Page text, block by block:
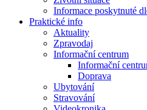
Informace poskytnuté
Praktické info
Aktuality
Zpravodaj
Informační centrum
Informační
Doprava
Ubytování
Stravování